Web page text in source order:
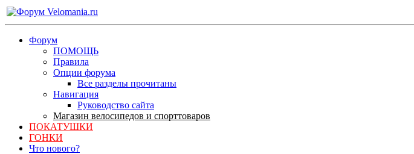
Форум
ПОМОЩЬ
Правила
Опции форума
Все разделы прочитаны
Навигация
Руководство сайта
Магазин велосипедов и спорттоваров
ПОКАТУШКИ
ГОНКИ
Что нового?